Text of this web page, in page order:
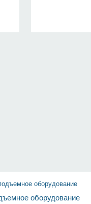
оборудование